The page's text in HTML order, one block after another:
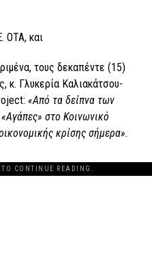
ΟΤΑ, και
τους δεκαπέντε (15)
κ. Γλυκερία Καλιακάτσου-
«Από τα δείπνα των
στο Κοινωνικό
κρίσης σήμερα».
TO CONTINUE READING.